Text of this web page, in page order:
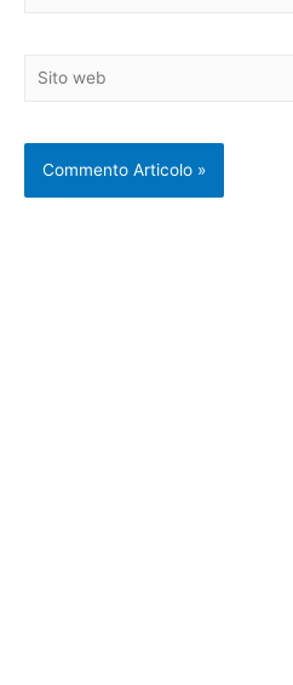
Sito